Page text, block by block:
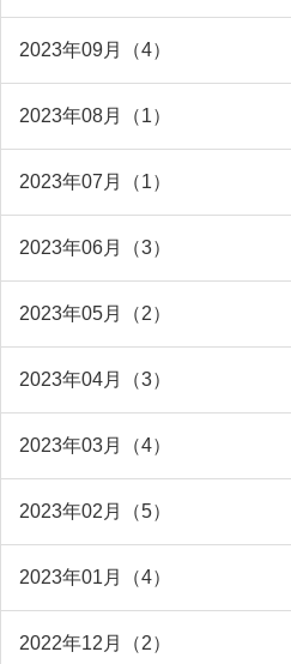
2023年09月（4）
2023年08月（1）
2023年07月（1）
2023年06月（3）
2023年05月（2）
2023年04月（3）
2023年03月（4）
2023年02月（5）
2023年01月（4）
2022年12月（2）